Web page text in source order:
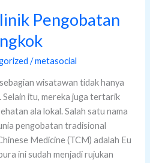
Pengobatan
/metasocial
wisatawan tidak hanya
Selain itu, mereka juga tertarik
ala lokal. Salah satu nama
pengobatan tradisional
Medicine (TCM) adalah Eu
ini sudah menjadi rujukan